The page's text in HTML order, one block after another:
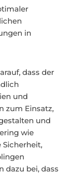
in
dass der
und
zum Einsatz,
und
wie
dazu bei, dass